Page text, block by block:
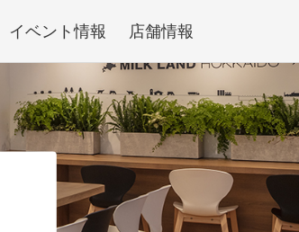
イベント情報 店舗情報